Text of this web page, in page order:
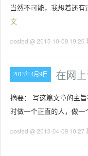
当然不可能，我想着还有
文
posted @ 2015-10-09 19:26
2013年4月9日 在网
摘要： 写这篇文章的主
时做一个正直的人，做一
posted @ 2013-04-09 10:27